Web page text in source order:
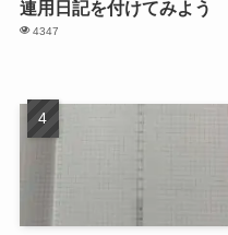
連用日記を付けてみよう
4347